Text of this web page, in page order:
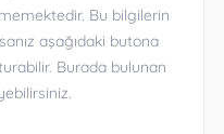
Bu bilgilerin
aşağıdaki butona
Burada bulunan